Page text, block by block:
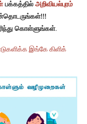
பக்கத்தில் அறிவியல்புரம்
கொள்ளுங்கள்.
இங்கே கிளிக்